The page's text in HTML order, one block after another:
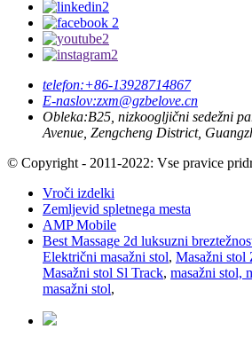
telefon:+86-13928714867
E-naslov:zxm@gzbelove.cn
Obleka:B25, nizkoogljični sedežni
Avenue, Zengcheng District,
© Copyright - 2011-2022: Vse pravice
Vroči izdelki
Zemljevid spletnega mesta
AMP Mobile
Best Massage 2d luksuzni
Električni masažni stol, Masažni stol
Masažni stol Sl Track, masažni stol,
masažni stol,